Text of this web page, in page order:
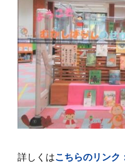
詳しくはこちらのリンク